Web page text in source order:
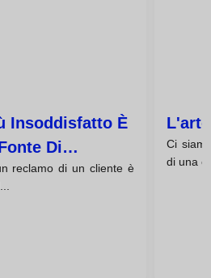
Insoddisfatto È
Di
reclamo di un cliente è
Ci
di una